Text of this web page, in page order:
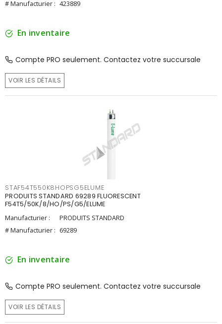
# Manufacturier : 423889
En inventaire
Compte PRO seulement. Contactez votre succursale
VOIR LES DÉTAILS
STAF54T550K8HOPSG5ELUME
PRODUITS STANDARD 69289 FLUORESCENT
F54T5/50K/8/HO/PS/G5/ELUME
Manufacturier :
PRODUITS STANDARD
# Manufacturier : 69289
En inventaire
Compte PRO seulement. Contactez votre succursale
VOIR LES DÉTAILS